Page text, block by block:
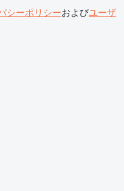
シーポリシーおよびユーザ